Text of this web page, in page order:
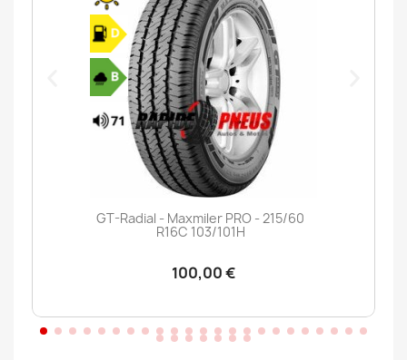
GT-Radial - Maxmiler PRO - 215/60
R16C 103/101H
100,00 €